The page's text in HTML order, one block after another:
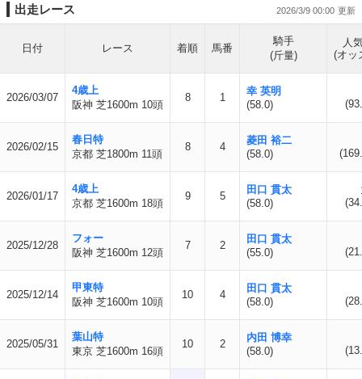
出走レース 2026/3/9 00:00
日付 レース 着順 馬番
騎手
(斤量)
人
(オッ
2026/03/07
4歳上
阪神 芝1600m 10頭
8 1
幸 英明
(58.0)
2026/02/15
春日特
京都 芝1800m 11頭
8 4
菱田 裕二
(58.0)
2026/01/17
4歳上
京都 芝1600m 18頭
9 5
田口 貫太
(58.0)
2025/12/28
フォー
阪神 芝1600m 12頭
7 2
田口 貫太
(55.0)
2025/12/14
甲東特
阪神 芝1600m 10頭
10 4
田口 貫太
(58.0)
2025/05/31
葉山特
東京 芝1600m 16頭
10 2
内田 博幸
(58.0)